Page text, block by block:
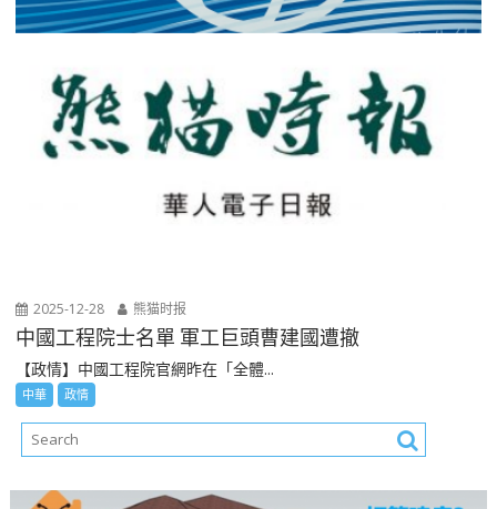
2025-12-28 熊猫时报
中國工程院士名單 軍工巨頭曹建國遭撤
【政情】中國工程院官網昨在「全體...
中華 政情